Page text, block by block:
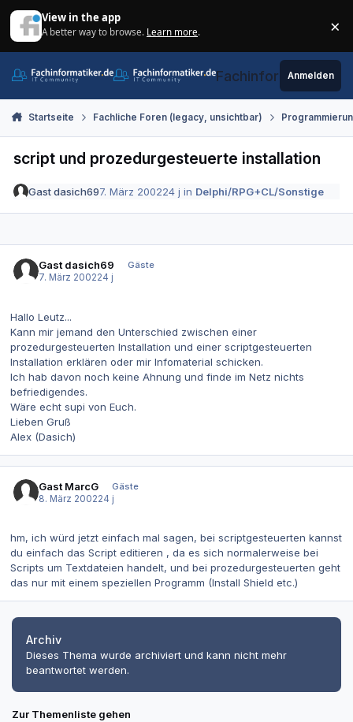
View in the app
A better way to browse. Learn more. ×
Fachinformatiker.de
Anmelden
Startseite Fachliche Foren (legacy, unsichtbar)
script und prozedurgesteuerte installation
Gast dasich697. März 200224 j in Delphi/RPG+CL/Sonstige
Gast dasich69
Gäste
7. März 200224 j
Hallo Leutz...
Kann mir jemand den Unterschied zwischen einer
prozedurgesteuerten Installation und einer scriptgesteuerten
Installation erklären oder mir Infomaterial schicken.
Ich hab davon noch keine Ahnung und finde im Netz nichts
befriedigendes.
Wäre echt supi von Euch.
Lieben Gruß
Alex (Dasich)
Gast MarcG
Gäste
8. März 200224 j
hm, ich würd jetzt einfach mal sagen, bei scriptgesteuerten kannst
du einfach das Script editieren , da es sich normalerweise bei
Scripts um Textdateien handelt, und bei prozedurgesteuerten geht
das nur mit einem speziellen Programm (Install Shield etc.)
Archiv
Dieses Thema wurde archiviert und kann nicht mehr
beantwortet werden.
Zur Themenliste gehen